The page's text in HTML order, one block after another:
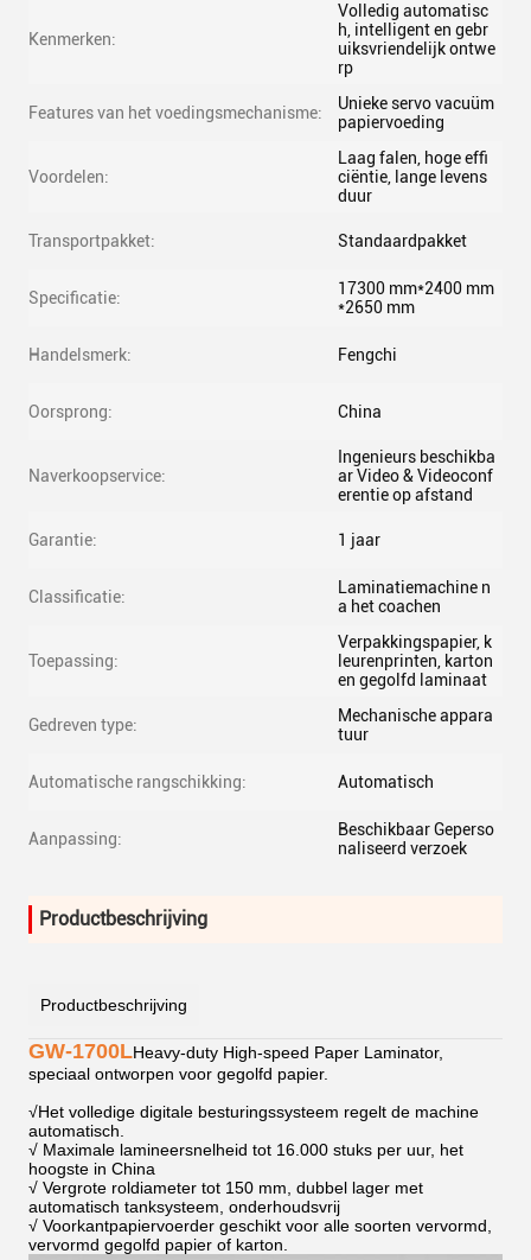
Kenmerken:
Volledig automatisc
h, intelligent en gebr
uiksvriendelijk ontwe
rp
Features van het voedingsmechanisme:
Unieke servo vacuüm
papiervoeding
Voordelen:
Laag falen, hoge effi
ciëntie, lange levens
duur
Transportpakket: Standaardpakket
Specificatie:
17300 mm*2400 mm
*2650 mm
Handelsmerk: Fengchi
Oorsprong: China
Naverkoopservice:
Ingenieurs beschikba
ar Video & Videoconf
erentie op afstand
Garantie: 1 jaar
Classificatie:
Laminatiemachine n
a het coachen
Toepassing:
Verpakkingspapier, k
leurenprinten, karton
en gegolfd laminaat
Gedreven type:
Mechanische appara
tuur
Automatische rangschikking: Automatisch
Aanpassing:
Beschikbaar Geperso
naliseerd verzoek
Productbeschrijving
Productbeschrijving
GW-1700LHeavy-duty High-speed Paper Laminator,
speciaal ontworpen voor gegolfd papier.
√Het volledige digitale besturingssysteem regelt de machine
automatisch.
√ Maximale lamineersnelheid tot 16.000 stuks per uur, het
hoogste in China
√ Vergrote roldiameter tot 150 mm, dubbel lager met
automatisch tanksysteem, onderhoudsvrij
√ Voorkantpapiervoerder geschikt voor alle soorten vervormd,
vervormd gegolfd papier of karton.